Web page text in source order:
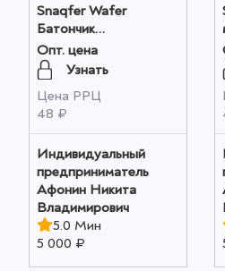
Snaqfer Wafer
Батончик
глазированный
вафельный с
шоколадно-ореховой
пастой 20 г 28шт
оптом
Опт. цена
Узнать
Цена РРЦ
48 ₽
Индивидуальный
предприниматель
Афонин Никита
Владимирович
5.0 Мин
5 000 ₽